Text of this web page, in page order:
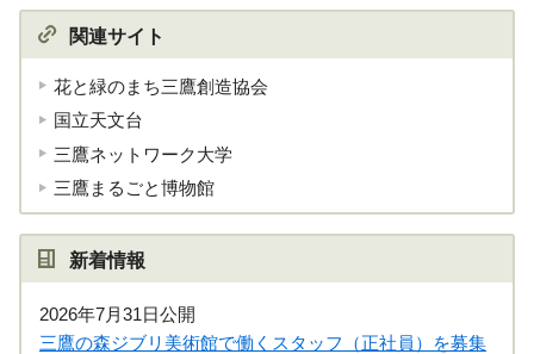
関連サイト
花と緑のまち三鷹創造協会
国立天文台
三鷹ネットワーク大学
三鷹まるごと博物館
新着情報
2026年7月31日公開
三鷹の森ジブリ美術館で働くスタッフ（正社員）を募集